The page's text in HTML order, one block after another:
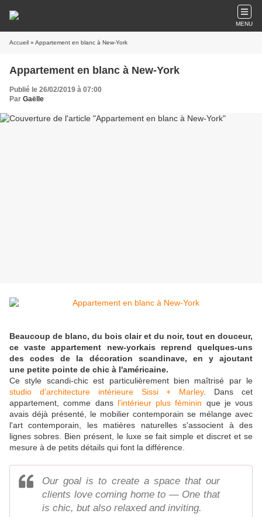
MENU
Accueil » Appartement en blanc à New-York
Appartement en blanc à New-York
Publié le 26/02/2019 à 07:00
Par Gaëlle
Beaucoup de blanc, du bois clair et du noir, tout en douceur,
ce vaste appartement new-yorkais reprend quelques-uns
des codes de la décoration scandinave, en y ajoutant
une petite pointe de chic à l'américaine.
Ce style scandi-chic est particulièrement bien maîtrisé par le
studio d'architecture intérieure Sissi + Marley. Dans cet
appartement, comme dans l'intérieur plus féminin que je vous
avais déjà présenté, le mobilier contemporain se mélange avec
l'art contemporain, les matières naturelles s'associent à des
lignes sobres. Bien présent, le luxe se fait simple et discret et se
mesure à de petits détails qui font la différence.
Our goal is to create a space that our
clients love coming home to — One that
is chic, but also relaxed and inviting.